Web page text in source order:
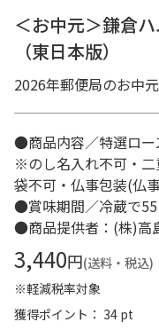
＜お中元＞鎌倉
（東日本版）
2026年郵便局のお中
●商品内容／特選ロ
※のし名入れ不可・
袋不可・仏事包装(仏
●賞味期間／冷蔵で
●商品提供者：(株)
3,440円(送料・税込)
※軽減税率対象
獲得ポイント： 34 pt